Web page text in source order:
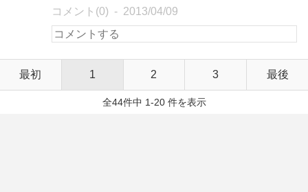
コメント(0) 2013/04/09
最初 1 2 3 最後
全44件中 1-20 件を表示